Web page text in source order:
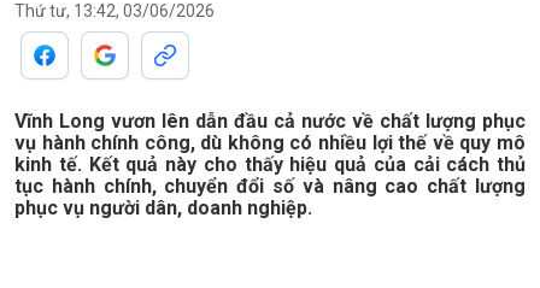
Theo dòng Thời sự
Chính trị
Thế giới
Thứ tư, 13:42, 03/06/2026
Vĩnh Long vươn lên dẫn đầu cả nước về chất lượng phục
vụ hành chính công, dù không có nhiều lợi thế về quy mô
kinh tế. Kết quả này cho thấy hiệu quả của cải cách thủ
tục hành chính, chuyển đổi số và nâng cao chất lượng
phục vụ người dân, doanh nghiệp.